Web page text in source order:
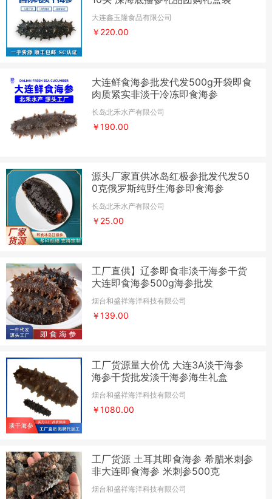
大连鑫玉隆食品有限公司
￥220.00
大连鲜食海参批发代发500g开袋即食
肉质紧实非淡干冷冻即食海参
长岛北禾水产有限公司
￥190.00
源头厂家直供冰岛红极参批发代发50
0克俄罗斯纯野生海参即食海参
长岛北禾水产有限公司
￥25.00
工厂直供】辽参即食非淡干海参干货
大连即食海参500g海参批发
烟台和盛祥海洋科技有限公司
￥139.00
工厂货源量大价优 大连3A淡干海参
海参干货批发淡干海参海生礼盒
烟台和盛祥海洋科技有限公司
￥1080.00
工厂货源 土耳其即食海参 希腊米刺参
非大连即食海参 米刺参500克
烟台和盛祥海洋科技有限公司